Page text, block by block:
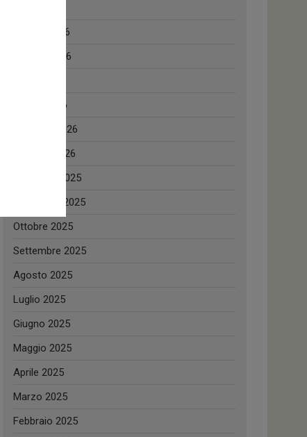
Giugno 2026
Maggio 2026
Marzo 2026
Febbraio 2026
Gennaio 2026
Dicembre 2025
Novembre 2025
Ottobre 2025
Settembre 2025
Agosto 2025
Luglio 2025
Giugno 2025
Maggio 2025
Aprile 2025
Marzo 2025
Febbraio 2025